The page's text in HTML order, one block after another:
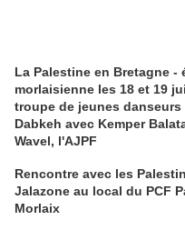
La Palestine en Bretagne -
morlaisienne les 18 et 19
troupe de jeunes danseurs
Dabkeh avec Kemper
Wavel, l'AJPF
Rencontre avec les
Jalazone au local du PCF
Morlaix